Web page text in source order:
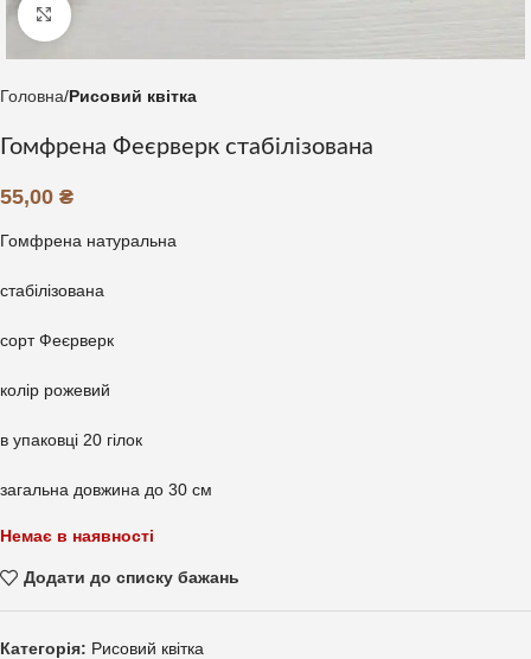
Клацніть, щоб збільшити
Головна Рисовий квітка
Гомфрена Феєрверк стабілізована
55,00 ₴
Гомфрена натуральна
стабілізована
сорт Феєрверк
колір рожевий
в упаковці 20 гілок
загальна довжина до 30 см
Немає в наявності
Додати до списку бажань
Категорія: Рисовий квітка